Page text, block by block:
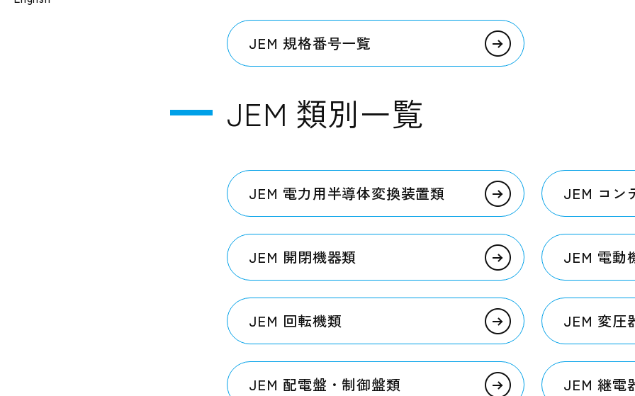
JEM 規格番号一覧
JEM 類別一覧
JEM 電力用半導体変換装置類 JEM コン
JEM 開閉機器類 JEM 電動
JEM 回転機類 JEM 変圧
JEM 配電盤・制御盤類 JEM 継電